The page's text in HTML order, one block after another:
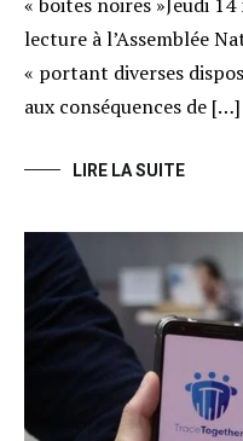
lecture à l’Assemblée
« portant diverses
aux conséquences de […]
LIRE LA SUITE